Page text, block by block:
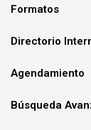
Formatos
Directorio
Agendamiento
Búsqueda